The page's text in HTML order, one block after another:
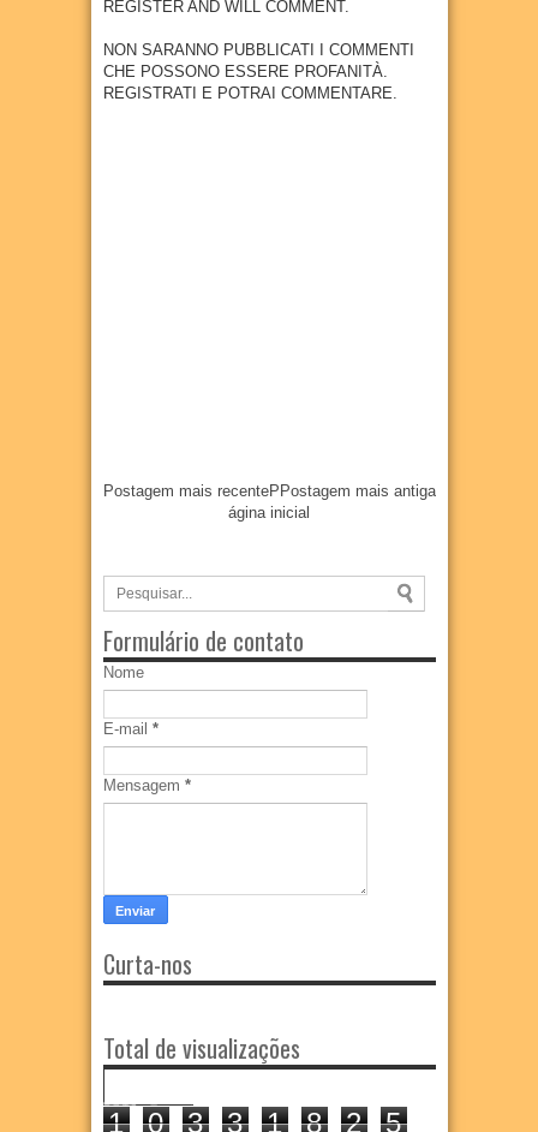
27 Jul 2026
úrgica
previs
ão de
300
REGISTER AND WILL COMMENT.
NON SARANNO PUBBLICATI I COMMENTI
CHE POSSONO ESSERE PROFANITÀ.
REGISTRATI E POTRAI COMMENTARE.
Postagem mais recente Postagem mais antiga
P
ágina inicial
Formulário de contato
Nome
E-mail *
Mensagem *
Curta-nos
Total de visualizações
1 0 3 3 1 8 2 5